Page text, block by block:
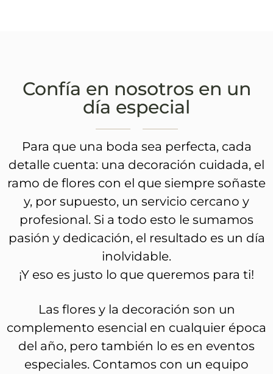
Confía en nosotros en un
día especial
Para que una boda sea perfecta, cada
detalle cuenta: una decoración cuidada, el
ramo de flores con el que siempre soñaste
y, por supuesto, un servicio cercano y
profesional. Si a todo esto le sumamos
pasión y dedicación, el resultado es un día
inolvidable.
¡Y eso es justo lo que queremos para ti!
Las flores y la decoración son un
complemento esencial en cualquier época
del año, pero también lo es en eventos
especiales. Contamos con un equipo